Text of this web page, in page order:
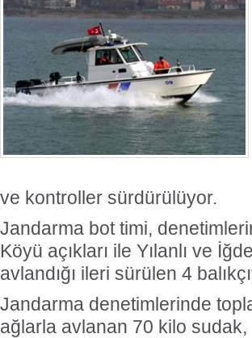
ve kontroller sürdürülüyor.
Jandarma bot timi,
Köyü açıkları ile Yılanlı ve
avlandığı ileri sürülen 4
Jandarma denetimlerinde
ağlarla avlanan 70 kilo